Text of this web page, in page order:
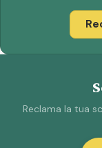
Reclama la tua